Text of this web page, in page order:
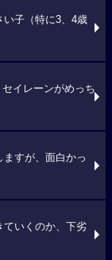
い子（特に3、4歳
イレーンがめっち
すが、面白かっ
ていくのか、下劣